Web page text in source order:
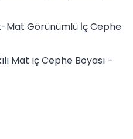
Mat Görünümlü İç Cephe
Mat ıç Cephe Boyası –